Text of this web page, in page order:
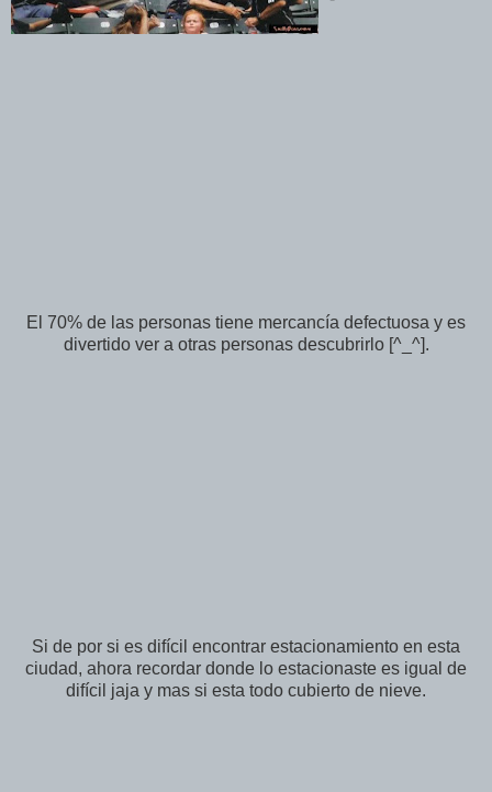
El 70% de las personas tiene mercancía defectuosa y es
divertido ver a otras personas descubrirlo [^_^].
Si de por si es difícil encontrar estacionamiento en esta
ciudad, ahora recordar donde lo estacionaste es igual de
difícil jaja y mas si esta todo cubierto de nieve.